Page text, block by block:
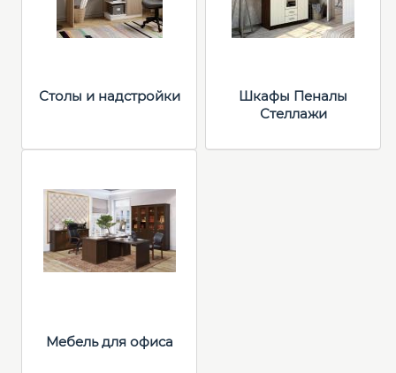
Столы и надстройки
Шкафы Пеналы
Стеллажи
Мебель для офиса